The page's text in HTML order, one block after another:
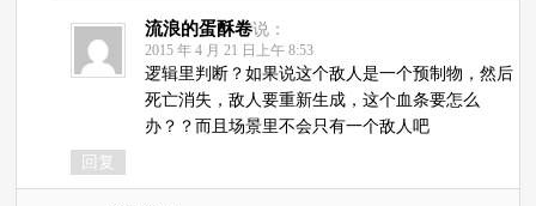
流浪的蛋酥卷说：
2015 年 4 月 21 日上午 8:53
逻辑里判断？如果说这个敌人是一个预制物，然后
死亡消失，敌人要重新生成，这个血条要怎么
办？？而且场景里不会只有一个敌人吧
回复